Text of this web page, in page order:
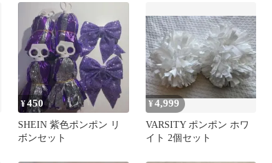
¥450
SHEIN 紫色ポンポン リ
ボンセット
¥4,999
VARSITY ポンポン ホワ
イト 2個セット